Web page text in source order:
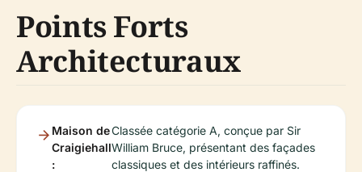
Points Forts
Architecturaux
Maison de
Craigiehall
:
Classée catégorie A, conçue par Sir
William Bruce, présentant des façades
classiques et des intérieurs raffinés.